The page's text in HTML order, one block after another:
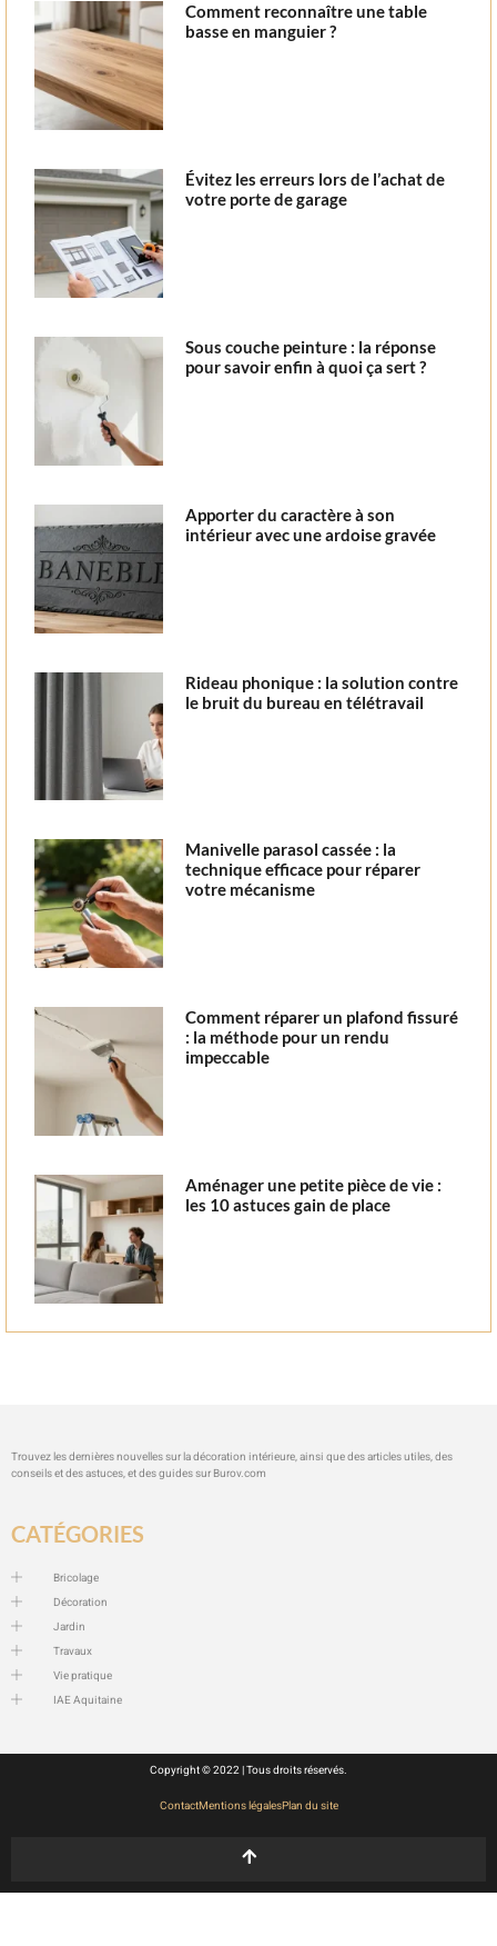
Comment reconnaître une table
basse en manguier ?
Évitez les erreurs lors de l’achat de
votre porte de garage
Sous couche peinture : la réponse
pour savoir enfin à quoi ça sert ?
Apporter du caractère à son
intérieur avec une ardoise gravée
Rideau phonique : la solution contre
le bruit du bureau en télétravail
Manivelle parasol cassée : la
technique efficace pour réparer
votre mécanisme
Comment réparer un plafond fissuré
: la méthode pour un rendu
impeccable
Aménager une petite pièce de vie :
les 10 astuces gain de place
Trouvez les dernières nouvelles sur la décoration intérieure, ainsi que des articles utiles, des
conseils et des astuces, et des guides sur Burov.com
CATÉGORIES
Bricolage
Décoration
Jardin
Travaux
Vie pratique
IAE Aquitaine
Copyright © 2022 | Tous droits réservés.
ContactMentions légalesPlan du site